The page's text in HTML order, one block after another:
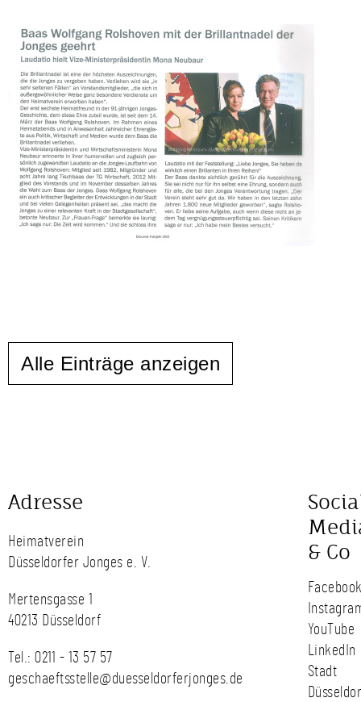
Alle Einträge anzeigen
Adresse
Heimatverein
Düsseldorfer Jonges e. V.
Mertensgasse 1
40213 Düsseldorf
Tel.: 0211 - 13 57 57
geschaeftsstelle@duesseldorferjonges.de
& Co
YouTube
LinkedIn
Stadt